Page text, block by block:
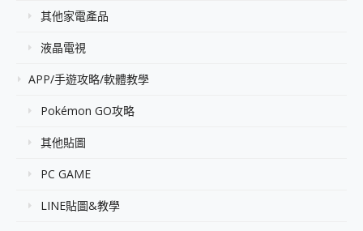
其他家電產品
液晶電視
APP/手遊攻略/軟體教學
Pokémon GO攻略
其他貼圖
PC GAME
LINE貼圖&教學